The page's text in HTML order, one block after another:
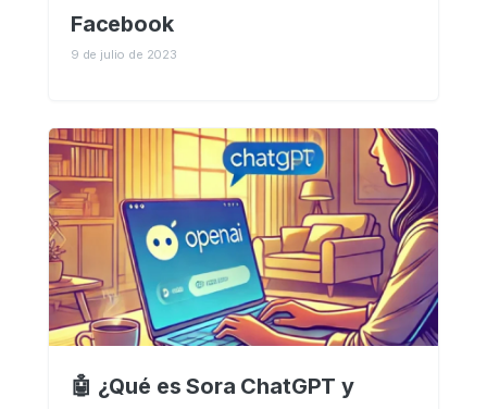
Facebook
9 de julio de 2023
🤖 ¿Qué es Sora ChatGPT y